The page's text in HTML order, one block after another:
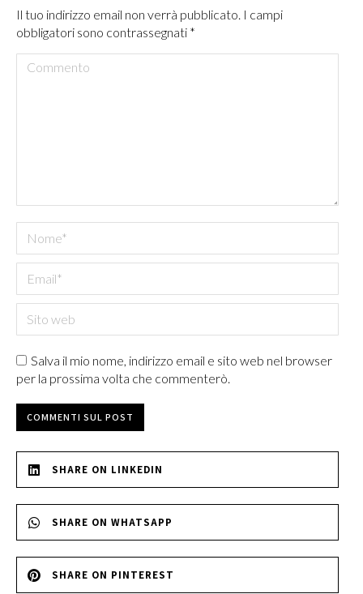
Il tuo indirizzo email non verrà pubblicato. I campi
obbligatori sono contrassegnati *
Commento
Nome *
Email *
Sito web
Salva il mio nome, indirizzo email e sito web nel browser
per la prossima volta che commenterò.
COMMENTI SUL POST
SHARE ON LINKEDIN
SHARE ON WHATSAPP
SHARE ON PINTEREST